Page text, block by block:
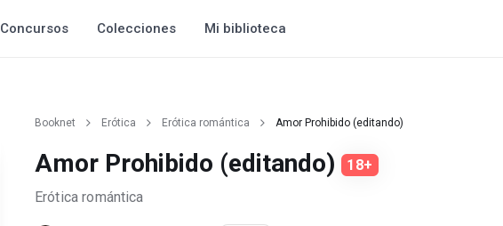
Concursos Colecciones Mi biblioteca
Booknet Erótica Erótica romántica Amor Prohibido (editando)
Amor Prohibido (editando)
18+
Erótica romántica